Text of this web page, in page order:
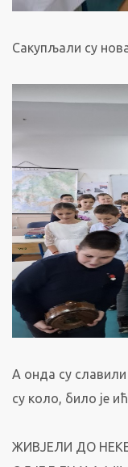
Сакупљали су
А онда су
су коло, било је
ЖИВЈЕЛИ ДО